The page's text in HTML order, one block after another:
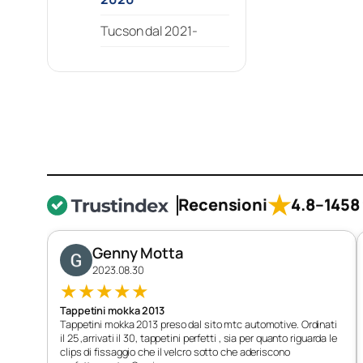
Tucson dal 2021-
Recensioni★4.8–
Genny Motta
2023.08.30
★★★★★
Tappetini mokka 2013
Tappetini mokka 2013 preso dal sito mtc automotive. Ordinati
il 25 ,arrivati il 30, tappetini perfetti , sia per quanto riguarda le
clips di fissaggio che il velcro sotto che aderiscono